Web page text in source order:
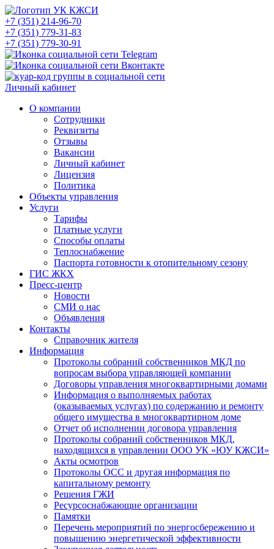
+7 (351) 214-96-70
+7 (351) 779-31-83
+7 (351) 779-30-91
Личный кабинет
О компании
Сотрудники
Реквизиты
Отзывы
Вакансии
Личный кабинет
Лицензия
Политика
Объекты управления
Услуги
Тарифы
Платные услуги
Способы оплаты
Теплоснабжение
Паспорта готовности к отопительному сезону
ГИС ЖКХ
Пресс-центр
Новости
СМИ о нас
Объявления
Контакты
Справочник жителя
Информация
Протоколы собраний собственников МКД по
вопросам выбора управляющей компании
Договоры управления многоквартирными домами
Информация о выполняемых работах
(оказываемых услугах) по содержанию и ремонту
общего имущества в многоквартирном доме
Отчет об исполнении договора управления
Протоколы собраний собственников МКД,
находящихся в управлении ООО УК «ЮУ КЖСИ»
Акты осмотров
Протоколы ОСС и другая информация по
капитальному ремонту
Решения ГЖИ
Ресурсоснабжающие организации
Памятки
Перечень мероприятий по энергосбережению и
повышению энергетической эффективности